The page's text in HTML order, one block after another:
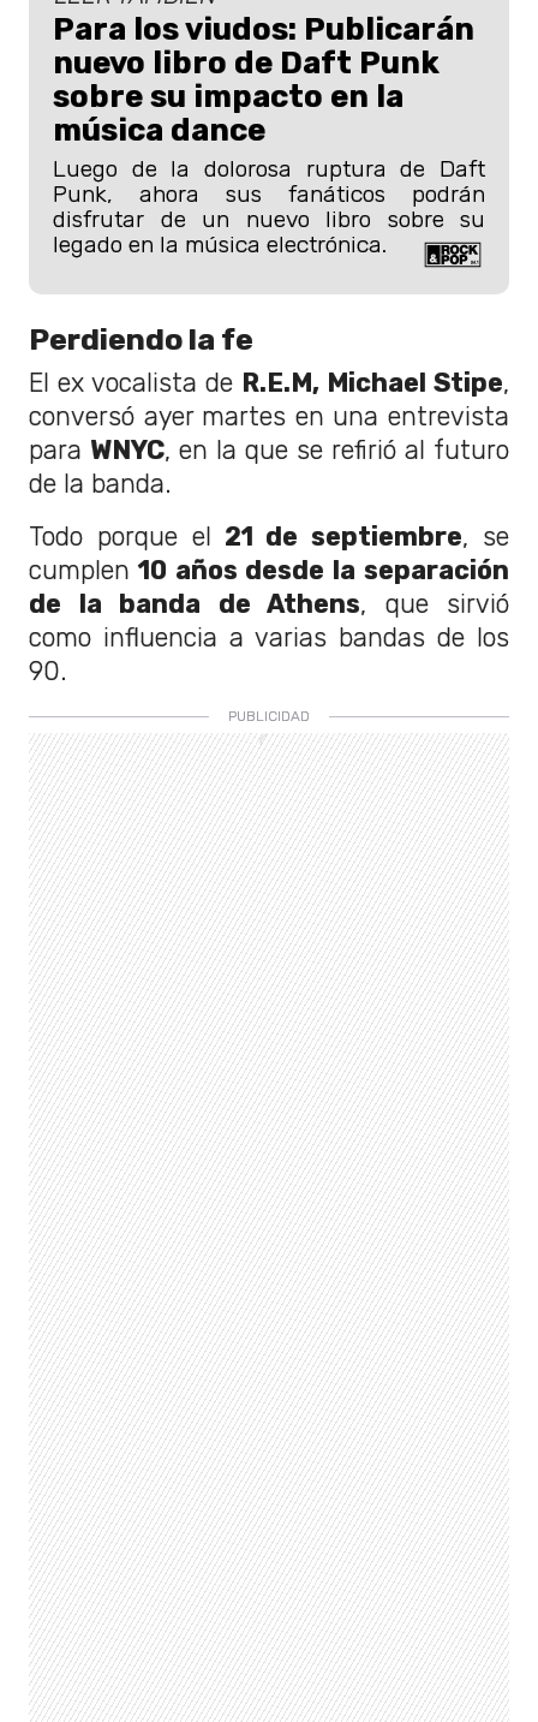
Para los viudos: Publicarán
nuevo libro de Daft Punk
sobre su impacto en la
música dance
Luego de la dolorosa ruptura de Daft
Punk, ahora sus fanáticos podrán
disfrutar de un nuevo libro sobre su
legado en la música electrónica.
Perdiendo la fe
El ex vocalista de R.E.M, Michael Stipe,
conversó ayer martes en una entrevista
para WNYC, en la que se refirió al futuro
de la banda.
Todo porque el 21 de septiembre, se
cumplen 10 años desde la separación
de la banda de Athens, que sirvió
como influencia a varias bandas de los
90.